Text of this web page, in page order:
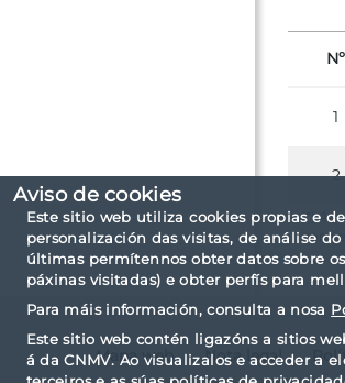
Aviso de cookies
Este sitio web utiliza cookies propias e
personalización das visitas, de análise
últimas permítennos obter datos sobre
páxinas visitadas) e obter perfís para
Para máis información, consulta a nosa
Este sitio web contén ligazóns a sitios
á da CNMV. Ao visualizalos e acceder a
Nº
1
2
(*) A
non
Mapa web Nota legal